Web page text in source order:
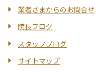
業者さまからのお問合せ
院長ブログ
スタッフブログ
サイトマップ